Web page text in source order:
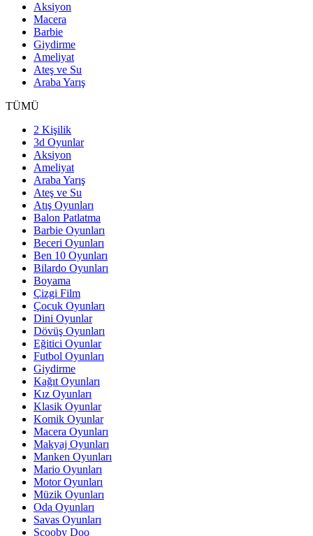
Aksiyon
Macera
Barbie
Giydirme
Ameliyat
Ateş ve Su
Araba Yarış
TÜMÜ
2 Kişilik
3d Oyunlar
Aksiyon
Ameliyat
Araba Yarış
Ateş ve Su
Atış Oyunları
Balon Patlatma
Barbie Oyunları
Beceri Oyunları
Ben 10 Oyunları
Bilardo Oyunları
Boyama
Çizgi Film
Çocuk Oyunları
Dini Oyunlar
Dövüş Oyunları
Eğitici Oyunlar
Futbol Oyunları
Giydirme
Kağıt Oyunları
Kız Oyunları
Klasik Oyunlar
Komik Oyunlar
Macera Oyunları
Makyaj Oyunları
Manken Oyunları
Mario Oyunları
Motor Oyunları
Müzik Oyunları
Oda Oyunları
Savas Oyunları
Scooby Doo